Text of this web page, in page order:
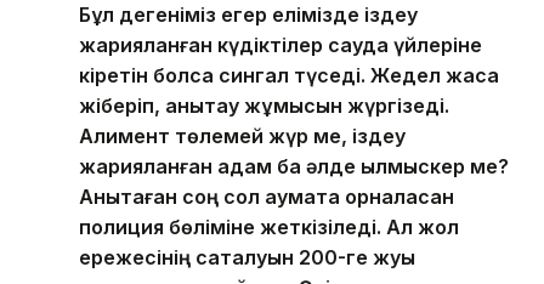
Бұл дегеніміз егер елімізде іздеу
жарияланған күдіктілер сауда үйлеріне
кіретін болса сингал түседі. Жедел жасақ
жіберіп, анықтау жұмысын жүргізеді.
Алимент төлемей жүр ме, іздеу
жарияланған адам ба әлде қылмыскер ме?
Анықтаған соң сол аумақта орналасқан
полиция бөліміне жеткізіледі. Ал жол
ережесінің сақталуын 200-ге жуық